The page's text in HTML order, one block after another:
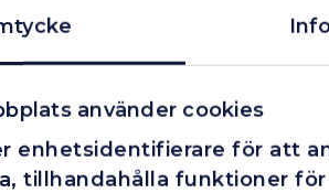
använder cookies
enhetsidentifierare för att
tillhandahålla funktioner